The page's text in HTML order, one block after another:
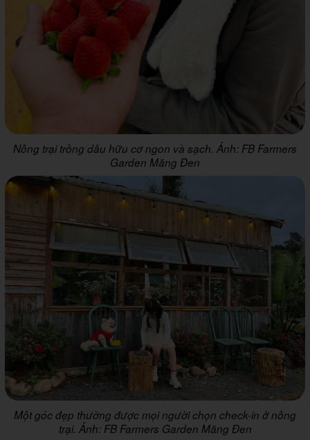
Nông trại trồng dâu hữu cơ ngon và sạch. Ảnh: FB Farmers
Garden Măng Đen
Một góc đẹp thường được mọi người chọn check-in ở nông
trại. Ảnh: FB Farmers Garden Măng Đen